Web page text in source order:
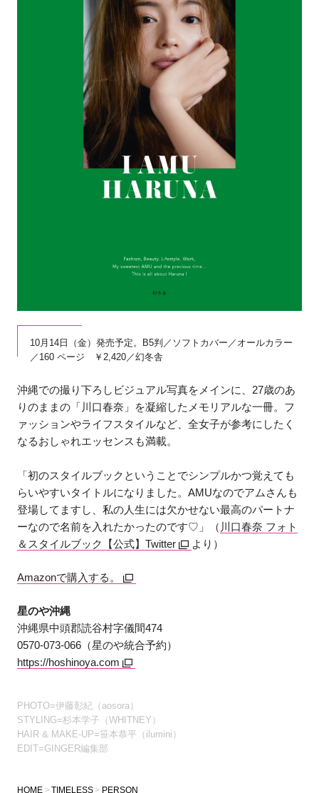
10月14日（金）発売予定。B5判／ソフトカバー／オールカラー
／160 ページ ￥2,420／幻冬舎
沖縄での撮り下ろしビジュアル写真をメインに、27歳のあ
りのままの「川口春奈」を凝縮したメモリアルな一冊。フ
ァッションやライフスタイルなど、全女子が参考にしたく
なるおしゃれエッセンスも満載。
「初のスタイルブックということでシンプルかつ覚えても
らいやすいタイトルになりました。AMUなのでアムさんも
登場してますし、私の人生には欠かせない最高のパートナ
ーなので名前を入れたかったのです♡」（ 川口春奈 フォト
＆スタイルブック【公式】Twitter
より）
Amazonで購入する。
星のや沖縄
沖縄県中頭郡読谷村字儀間474
0570-073-066（星のや統合予約）
https://hoshinoya.com
PHOTO=伊藤彰紀（aosora）
STYLING=杉本学子（WHITNEY）
HAIR & MAKE-UP=笹本恭平（ilumini）
EDIT=GINGER編集部
HOME TIMELESS PERSON